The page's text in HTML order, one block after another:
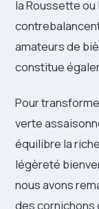
la Roussette
amateurs de
constitue
Pour
verte
équilibre la
légèreté
nous avons
des cornichons